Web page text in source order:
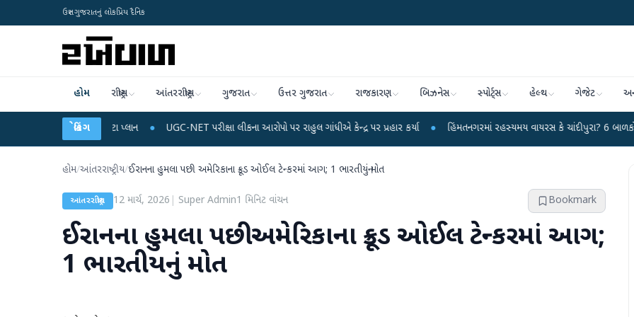
ઉત્તર ગુજરાતનું લોકપ્રિય દૈનિક
હોમ રાષ્ટ્રીય આંતરરાષ્ટ્રીય ગુજરાત ઉત્તર ગુજરાત રાજકારણ બિઝનેસ સ્પોર્ટ્સ હેલ્થ ગેજેટ
બ્રેકિંગ
રિચાર્જ અને ડેટા પ્લાન UGC-NET પરીક્ષા લીકના આરોપો પર રાહુલ ગાંધીએ કેન્દ્ર પર પ્રહાર કર્યા ● હિંમતનગરમાં રહસ્યમય વાયરસ કે ચાંદીપુરા? 6 બાળકોના મોતથી
હોમ/આંતરરાષ્ટ્રીય/ઈરાનના હુમલા પછી અમેરિકાના ક્રૂડ ઓઈલ ટેન્કરમાં આગ; 1 ભારતીયનું મોત
આંતરરાષ્ટ્રીય 12 માર્ચ, 2026 Super Admin1 મિનિટ વાંચન Bookmark
ઈરાનના હુમલા પછી અમેરિકાના ક્રૂડ ઓઈલ ટેન્કરમાં આગ;
1 ભારતીયનું મોત